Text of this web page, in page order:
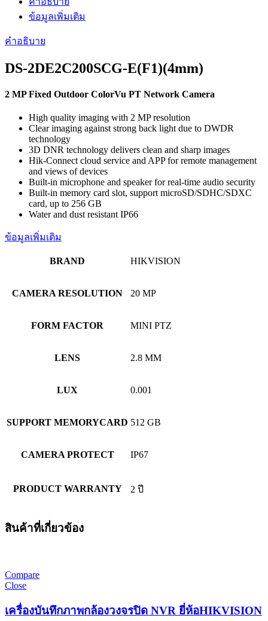
DS-
2DE2C200SCG-
ประกัน
ปี
ข้อมูลเพิ่มเติม
คำอธิบาย
DS-2DE2C200SCG-E(F1)(4mm)
2 MP Fixed Outdoor ColorVu PT Network Camera
High quality imaging with 2 MP resolution
Clear imaging against strong back light due to DWDR
technology
3D DNR technology delivers clean and sharp images
Hik-Connect cloud service and APP for remote management
and views of devices
Built-in microphone and speaker for real-time audio security
Built-in memory card slot, support microSD/SDHC/SDXC
card, up to 256 GB
Water and dust resistant IP66
ข้อมูลเพิ่มเติม
BRAND HIKVISION
CAMERA RESOLUTION 20 MP
FORM FACTOR MINI PTZ
LENS 2.8 MM
LUX 0.001
SUPPORT MEMORYCARD 512 GB
CAMERA PROTECT IP67
PRODUCT WARRANTY 2 ปี
สินค้าที่เกี่ยวข้อง
Compare
Close
เครื่องบันทึกภาพกล้องวงจรปิด NVR ยี่ห้อHIKVISION